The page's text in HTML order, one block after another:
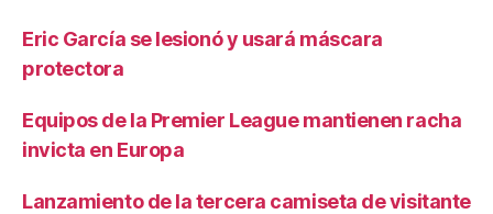
Eric García se lesionó y usará máscara
protectora
Equipos de la Premier League mantienen racha
invicta en Europa
Lanzamiento de la tercera camiseta de visitante